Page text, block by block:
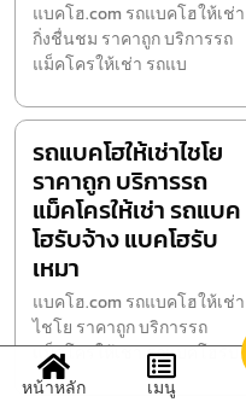
แบคโฮ.com รถแบคโฮให้เช่า
กิ่งชื่นชม ราคาถูก บริการรถ
แม็คโครให้เช่า รถแบ
รถแบคโฮให้เช่าไชโย
ราคาถูก บริการรถ
แม็คโครให้เช่า รถแบค
โฮรับจ้าง แบคโฮรับ
เหมา
แบคโฮ.com รถแบคโฮให้เช่า
ไชโย ราคาถูก บริการรถ
แม็คโครให้เช่า รถแบคโฮรับ
หน้าหลัก
เมนู